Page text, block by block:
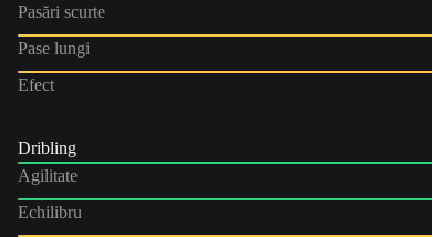
Pasări scurte
Pase lungi
Efect
Dribling
Agilitate
Echilibru